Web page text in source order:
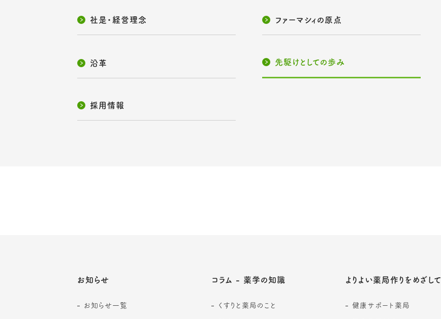
社是・経営理念 ファーマシィの原点
沿革 先駆けとしての歩み
採用情報
お知らせ
お知らせ一覧
コラム - 薬学の知識
くすりと薬局のこと
よりよい薬局作りをめざして
健康サポート薬局